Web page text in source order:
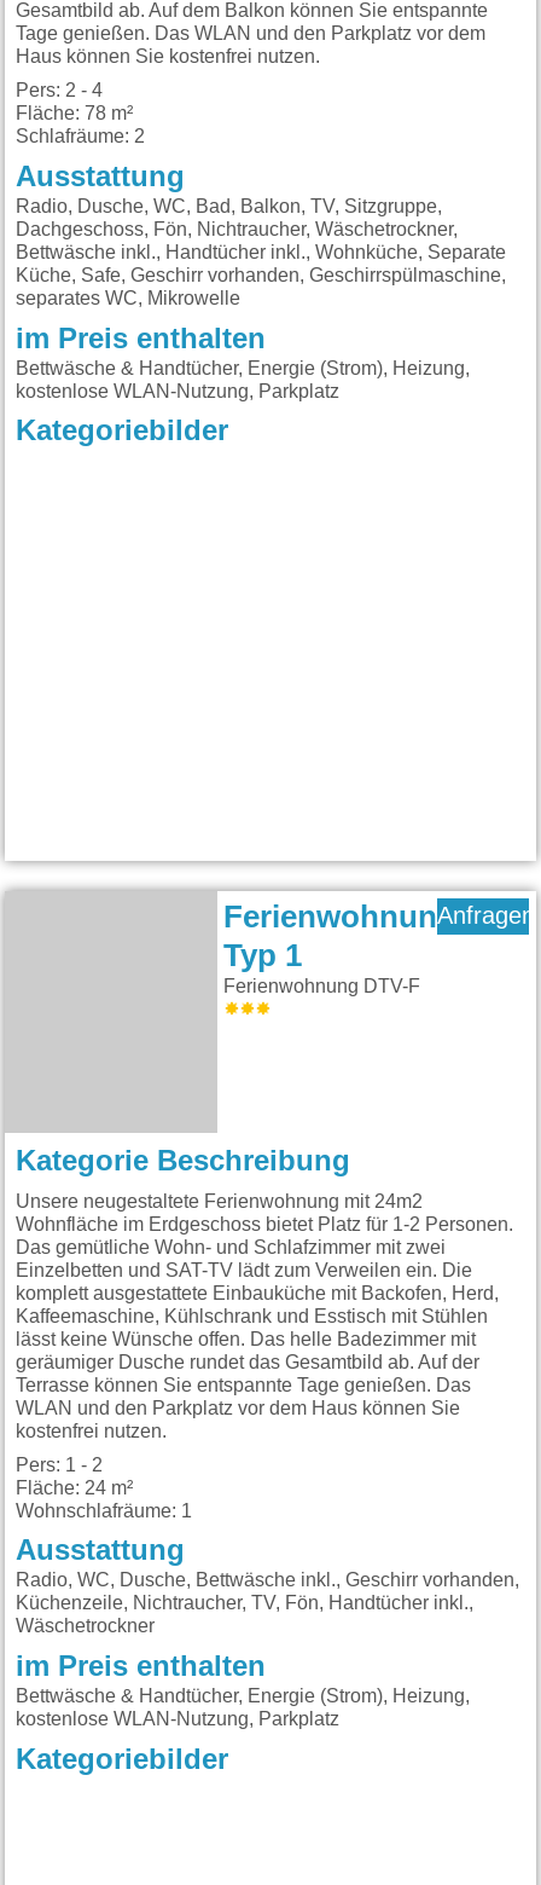
Gesamtbild ab. Auf dem Balkon können Sie entspannte
Tage genießen. Das WLAN und den Parkplatz vor dem
Haus können Sie kostenfrei nutzen.
Pers: 2 - 4
Fläche: 78 m²
Schlafräume: 2
Ausstattung
Radio, Dusche, WC, Bad, Balkon, TV, Sitzgruppe,
Dachgeschoss, Fön, Nichtraucher, Wäschetrockner,
Bettwäsche inkl., Handtücher inkl., Wohnküche, Separate
Küche, Safe, Geschirr vorhanden, Geschirrspülmaschine,
separates WC, Mikrowelle
im Preis enthalten
Bettwäsche & Handtücher, Energie (Strom), Heizung,
kostenlose WLAN-Nutzung, Parkplatz
Kategoriebilder
Ferienwohnung
Typ 1
Ferienwohnung DTV-F
Anfragen
Kategorie Beschreibung
Unsere neugestaltete Ferienwohnung mit 24m2
Wohnfläche im Erdgeschoss bietet Platz für 1-2 Personen.
Das gemütliche Wohn- und Schlafzimmer mit zwei
Einzelbetten und SAT-TV lädt zum Verweilen ein. Die
komplett ausgestattete Einbauküche mit Backofen, Herd,
Kaffeemaschine, Kühlschrank und Esstisch mit Stühlen
lässt keine Wünsche offen. Das helle Badezimmer mit
geräumiger Dusche rundet das Gesamtbild ab. Auf der
Terrasse können Sie entspannte Tage genießen. Das
WLAN und den Parkplatz vor dem Haus können Sie
kostenfrei nutzen.
Pers: 1 - 2
Fläche: 24 m²
Wohnschlafräume: 1
Ausstattung
Radio, WC, Dusche, Bettwäsche inkl., Geschirr vorhanden,
Küchenzeile, Nichtraucher, TV, Fön, Handtücher inkl.,
Wäschetrockner
im Preis enthalten
Bettwäsche & Handtücher, Energie (Strom), Heizung,
kostenlose WLAN-Nutzung, Parkplatz
Kategoriebilder